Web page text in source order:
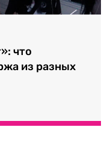
что
из разных